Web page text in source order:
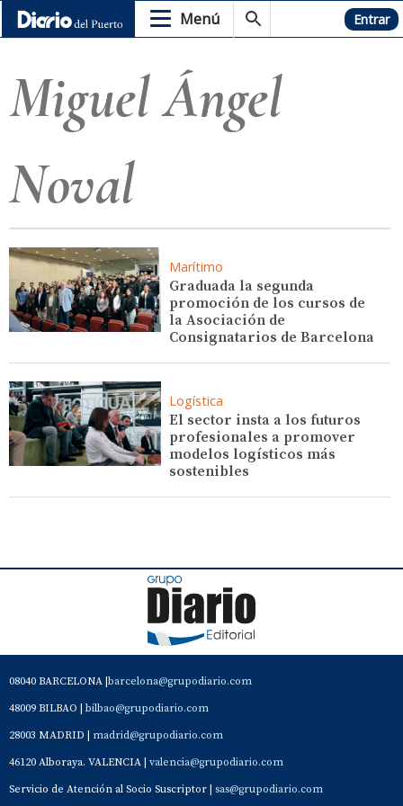
Menú Hemeroteca Entrar
Miguel Ángel
Noval
Marítimo
Graduada la segunda
promoción de los cursos de
la Asociación de
Consignatarios de Barcelona
Logística
El sector insta a los futuros
profesionales a promover
modelos logísticos más
sostenibles
08040 BARCELONA | barcelona@grupodiario.com
48009 BILBAO | bilbao@grupodiario.com
28003 MADRID | madrid@grupodiario.com
46120 Alboraya. VALENCIA | valencia@grupodiario.com
Servicio de Atención al Socio Suscriptor | sas@grupodiario.com